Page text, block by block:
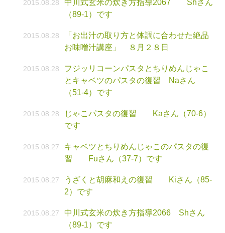
2015.08.28
中川式玄米の炊き方指導2067 Shさん
（89-1）です
2015.08.28
「お出汁の取り方と体調に合わせた絶品
お味噌汁講座」 ８月２８日
2015.08.28
フジッリコーンパスタとちりめんじゃこ
とキャベツのパスタの復習 Naさん
（51-4）です
2015.08.28
じゃこパスタの復習 Kaさん（70-6）
です
2015.08.27
キャベツとちりめんじゃこのパスタの復
習 Fuさん（37-7）です
2015.08.27
うざくと胡麻和えの復習 Kiさん（85-
2）です
2015.08.27
中川式玄米の炊き方指導2066 Shさん
（89-1）です